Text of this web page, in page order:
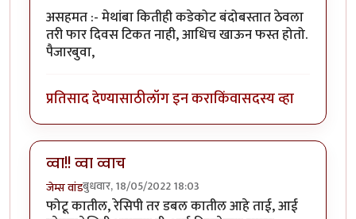
असहमत :- मेथांबा कितीही कडेकोट बंदोबस्तात ठेवला
तरी फार दिवस टिकत नाही, आधिच खाऊन फस्त होतो.
पैजारबुवा,
प्रतिसाद देण्यासाठीलॉग इन कराकिंवासदस्य व्हा
व्वा!! व्वा व्वाच
जेम्स वांडबुधवार, 18/05/2022 18:03
फोटू कातील, रेसिपी तर डबल कातील आहे ताई, आई